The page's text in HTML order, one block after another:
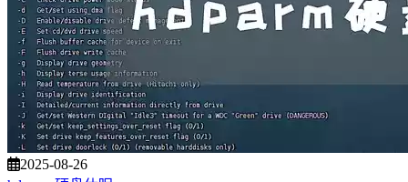
2025-08-26